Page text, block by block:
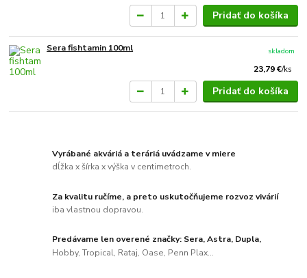
Pridať do košíka
Sera fishtamin 100ml
23,79 €/ks
skladom
Pridať do košíka
Vyrábané akváriá a teráriá uvádzame v miere
dĺžka x šírka x výška v centimetroch.
Za kvalitu ručíme, a preto uskutočňujeme rozvoz vivárií
iba vlastnou dopravou.
Predávame len overené značky: Sera, Astra, Dupla,
Hobby, Tropical, Rataj, Oase, Penn Plax...